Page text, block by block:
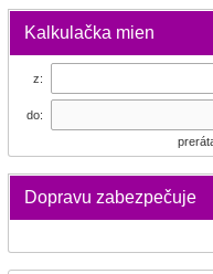
Kalkulačka mien
z:
do:
Dopravu zabezpečuje